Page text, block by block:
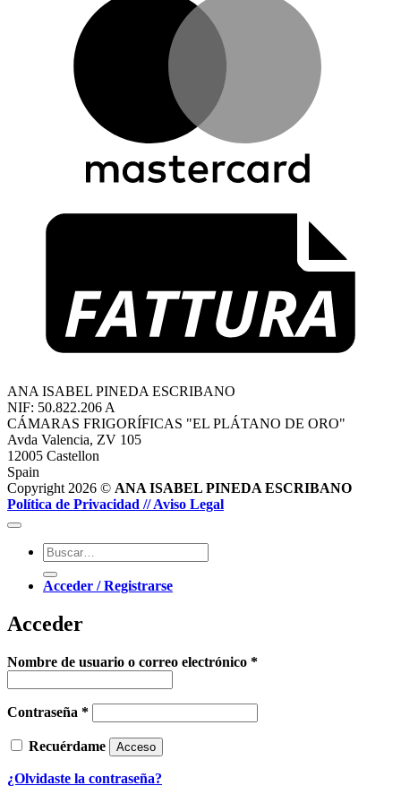
ANA ISABEL PINEDA ESCRIBANO
NIF: 50.822.206 A
CÁMARAS FRIGORÍFICAS "EL PLÁTANO DE ORO"
Avda Valencia, ZV 105
12005 Castellon
Spain
Copyright 2026 © ANA ISABEL PINEDA ESCRIBANO
Política de Privacidad // Aviso Legal
Buscar
por:
Acceder / Registrarse
Acceder
Nombre de usuario o correo electrónico *Obligatorio
Contraseña *Obligatorio
Recuérdame Acceso
¿Olvidaste la contraseña?